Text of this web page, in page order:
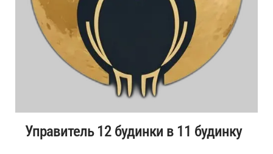
Управитель 12 будинки в 11 будинку